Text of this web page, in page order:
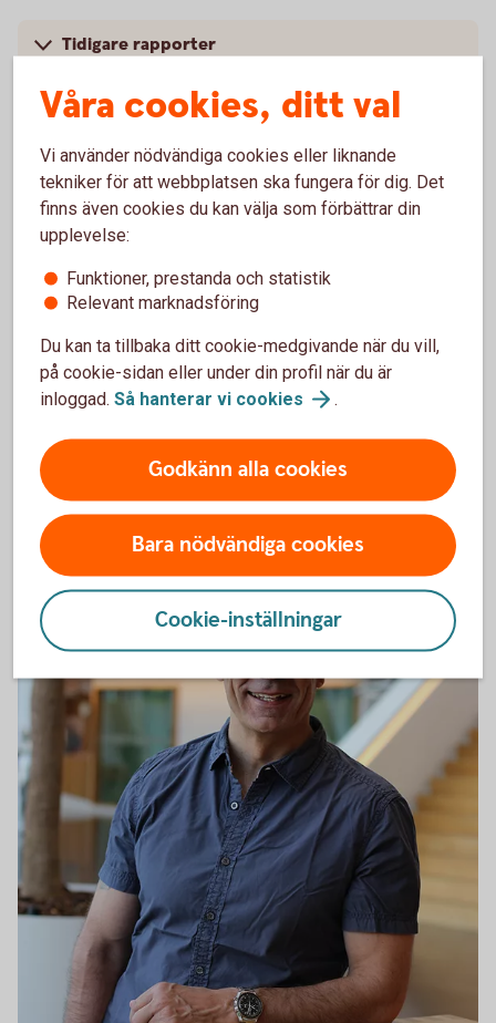
Tidigare rapporter
Temarapport
Köp av nyproducerad bostadsrätt (pdf)
Tidigare temarapporter
Våra cookies, ditt val
Vi använder nödvändiga cookies eller liknande
tekniker för att webbplatsen ska fungera för dig. Det
finns även cookies du kan välja som förbättrar din
upplevelse:
Funktioner, prestanda och statistik
Relevant marknadsföring
Du kan ta tillbaka ditt cookie-medgivande när du vill,
på cookie-sidan eller under din profil när du är
inloggad. Så hanterar vi cookies .
Godkänn alla cookies
Bara nödvändiga cookies
Cookie-inställningar